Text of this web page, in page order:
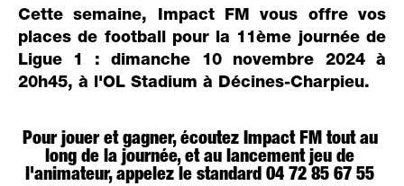
Cette semaine, Impact FM vous offre vos
places de football pour la 11ème journée de
Ligue 1 : dimanche 10 novembre 2024 à
20h45, à l'OL Stadium à Décines-Charpieu.
Pour jouer et gagner, écoutez Impact FM tout au
long de la journée, et au lancement jeu de
l'animateur, appelez le standard 04 72 85 67 55